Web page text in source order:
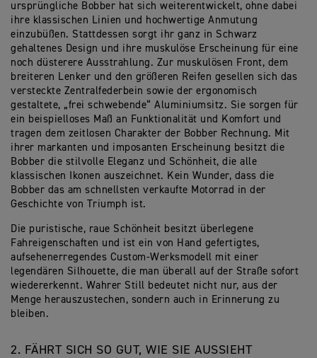
ursprüngliche Bobber hat sich weiterentwickelt, ohne dabei
ihre klassischen Linien und hochwertige Anmutung
einzubüßen. Stattdessen sorgt ihr ganz in Schwarz
gehaltenes Design und ihre muskulöse Erscheinung für eine
noch düsterere Ausstrahlung. Zur muskulösen Front, dem
breiteren Lenker und den größeren Reifen gesellen sich das
versteckte Zentralfederbein sowie der ergonomisch
gestaltete, „frei schwebende“ Aluminiumsitz. Sie sorgen für
ein beispielloses Maß an Funktionalität und Komfort und
tragen dem zeitlosen Charakter der Bobber Rechnung. Mit
ihrer markanten und imposanten Erscheinung besitzt die
Bobber die stilvolle Eleganz und Schönheit, die alle
klassischen Ikonen auszeichnet. Kein Wunder, dass die
Bobber das am schnellsten verkaufte Motorrad in der
Geschichte von Triumph ist.
Die puristische, raue Schönheit besitzt überlegene
Fahreigenschaften und ist ein von Hand gefertigtes,
aufsehenerregendes Custom-Werksmodell mit einer
legendären Silhouette, die man überall auf der Straße sofort
wiedererkennt. Wahrer Still bedeutet nicht nur, aus der
Menge herauszustechen, sondern auch in Erinnerung zu
bleiben.
2. FÄHRT SICH SO GUT, WIE SIE AUSSIEHT